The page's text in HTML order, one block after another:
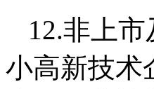
12.非上
小高新技术